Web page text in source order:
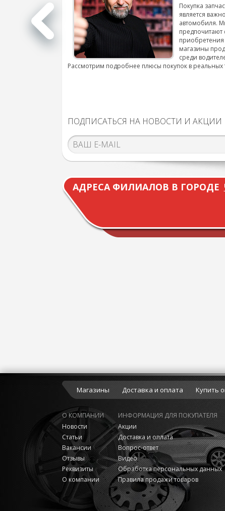
подробнее...
Покупка
является
автомобиля.
магазины
среди
Рассмотрим подробнее плюсы покупок в реальных
ПОДПИСАТЬСЯ НА НОВОСТИ И АКЦИИ
АДРЕСА ФИЛИАЛОВ В ГОРОДЕ
Магазины Доставка и оплата Купить
О КОМПАНИИ
Новости
Статьи
Вакансии
Отзывы
Реквизиты
О компании
ИНФОРМАЦИЯ ДЛЯ ПОКУПАТЕЛЯ
Акции
Доставка и оплата
Вопрос-ответ
Видео
Обработка персональных данных
Правила продажи товаров